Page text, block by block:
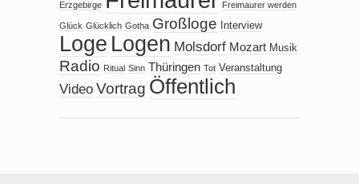
Erzgebirge Freimaurer werden
Glück Glücklich Gotha Großloge Interview
Loge Logen Molsdorf Mozart Musik
Radio Ritual Sinn Thüringen Tot Veranstaltung
Video Vortrag Öffentlich